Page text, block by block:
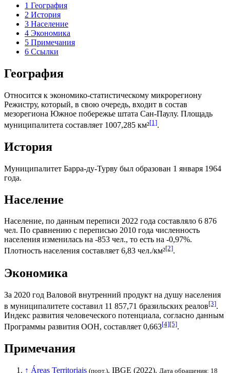
1 География
2 История
3 Население
4 Экономика
5 Примечания
6 Ссылки
География
Относится к экономико-статистическому микрорегиону
Режистру, который, в свою очередь, входит в состав
мезорегиона Южное побережье штата Сан-Паулу. Площадь
муниципалитета составляет 1007,285 км²[1].
История
Муниципалитет Барра-ду-Турву был образован 1 января 1964
года.
Население
Население, по данным переписи 2022 года составляло 6 876
чел. По сравнению с переписью 2010 года численность
населения изменилась на -853 чел., то есть на -0,97%.
Плотность населения составляет 6,83 чел./км²[2].
Экономика
За 2020 год Валовой внутренний продукт на душу населения
в муниципалитете составил 11 857,71 бразильских реалов[3].
Индекс развития человеческого потенциала, согласно данным
Программы развития ООН, составляет 0,663[4][5].
Примечания
↑ Áreas Territoriais (порт.). IBGE (2022). Дата обращения: 18